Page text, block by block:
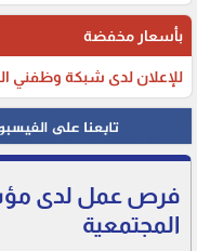
بأسعار مخفضة
للإعلان لدى شبكة وظفني التواصل
فرص عمل لدى
المجتمعية